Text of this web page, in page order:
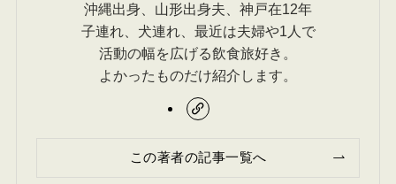
沖縄出身、山形出身夫、神戸在12年
子連れ、犬連れ、最近は夫婦や1人で
活動の幅を広げる飲食旅好き。
よかったものだけ紹介します。
この著者の記事一覧へ